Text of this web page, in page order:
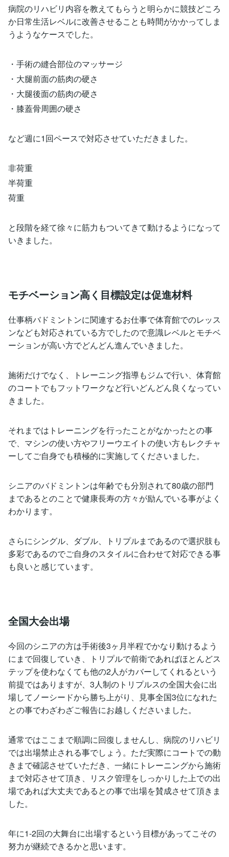
病院のリハビリ内容を教えてもらうと明らかに競技どころ
か日常生活レベルに改善させることも時間がかかってしま
うようなケースでした。
・手術の縫合部位のマッサージ
・大腿前面の筋肉の硬さ
・大腿後面の筋肉の硬さ
・膝蓋骨周囲の硬さ
など週に1回ペースで対応させていただきました。
非荷重
半荷重
荷重
と段階を経て徐々に筋力もついてきて動けるようになって
いきました。
モチベーション高く目標設定は促進材料
仕事柄バドミントンに関連するお仕事で体育館でのレッス
ンなども対応されている方でしたので意識レベルとモチベ
ーションが高い方でどんどん進んでいきました。
施術だけでなく、トレーニング指導もジムで行い、体育館
のコートでもフットワークなど行いどんどん良くなってい
きました。
それまではトレーニングを行ったことがなかったとの事
で、マシンの使い方やフリーウエイトの使い方もレクチャ
ーしてご自身でも積極的に実施してくださいました。
シニアのバドミントンは年齢でも分別されて80歳の部門
まであるとのことで健康長寿の方々が励んでいる事がよく
わかります。
さらにシングル、ダブル、トリプルまであるので選択肢も
多彩であるのでご自身のスタイルに合わせて対応できる事
も良いと感じています。
全国大会出場
今回のシニアの方は手術後3ヶ月半程でかなり動けるよう
にまで回復していき、トリプルで前衛であればほとんどス
テップを使わなくても他の2人がカバーしてくれるという
前提ではありますが、3人制のトリプルスの全国大会に出
場してノーシードから勝ち上がり、見事全国3位になれた
との事でわざわざご報告にお越しくださいました。
通常ではここまで順調に回復しませんし、病院のリハビリ
では出場禁止される事でしょう。ただ実際にコートでの動
きまで確認させていただき、一緒にトレーニングから施術
まで対応させて頂き、リスク管理をしっかりした上での出
場であれば大丈夫であるとの事で出場を賛成させて頂きま
した。
年に1-2回の大舞台に出場するという目標があってこその
努力が継続できるかと思います。